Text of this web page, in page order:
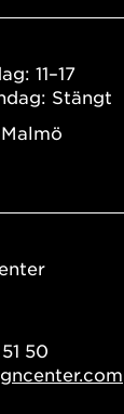
11–17
Stängt
50